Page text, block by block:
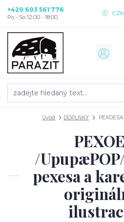
CZK
+420 603 561 776
Po - So 12:00 - 18:00
Úvod DOPLŇKY
/
pexesa a